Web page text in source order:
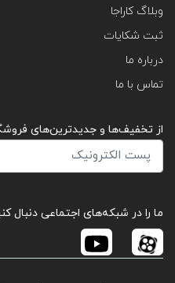
وبلاگ کاراجا
ثبت شکایات
درباره ما
تماس با ما
از تخفیف‌ها و جدیدترین‌های
ما را در شبکه‌های اجتماعی دنبال